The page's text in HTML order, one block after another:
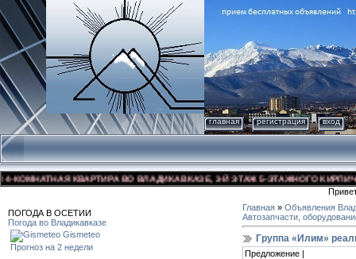
главная регистрация вход
КВАРТИРА ВО ВЛАДИКАВКАЗЕ, 3-Й ЭТАЖ 5-ЭТАЖНОГО
ПОГОДА В ОСЕТИИ
Погода во Владикавказе
Gismeteo
Прогноз на 2 недели
Главная » Объявления
Автозапчасти,
Группа «Илим»
Предложение |